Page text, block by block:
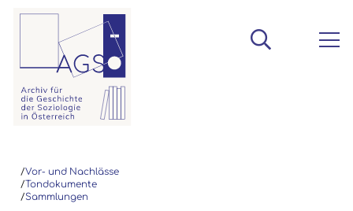
/Vor- und Nachlässe
/Tondokumente
/Sammlungen